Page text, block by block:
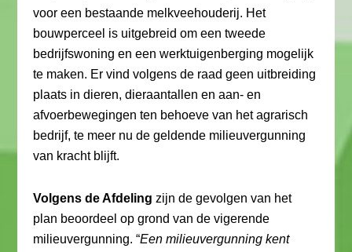
voor een bestaande melkveehouderij. Het
bouwperceel is uitgebreid om een tweede
bedrijfswoning en een werktuigenberging mogelijk
te maken. Er vind volgens de raad geen uitbreiding
plaats in dieren, dieraantallen en aan- en
afvoerbewegingen ten behoeve van het agrarisch
bedrijf, te meer nu de geldende milieuvergunning
van kracht blijft.
Volgens de Afdeling zijn de gevolgen van het
plan beoordeel op grond van de vigerende
milieuvergunning. “Een milieuvergunning kent